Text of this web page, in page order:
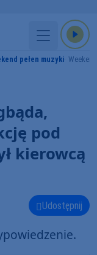
pełen muzyki
pod
kierowcą
Udostępnij